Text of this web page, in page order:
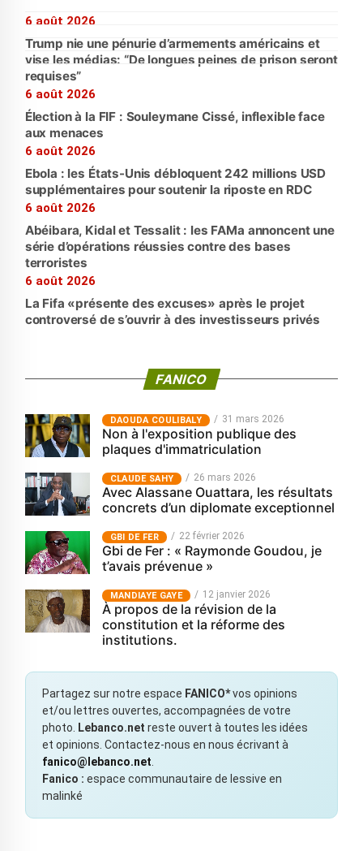
6 août 2026
Trump nie une pénurie d’armements américains et
vise les médias: “De longues peines de prison seront
requises”
6 août 2026
Élection à la FIF : Souleymane Cissé, inflexible face
aux menaces
6 août 2026
Ebola : les États-Unis débloquent 242 millions USD
supplémentaires pour soutenir la riposte en RDC
6 août 2026
Abéibara, Kidal et Tessalit : les FAMa annoncent une
série d’opérations réussies contre des bases
terroristes
6 août 2026
La Fifa «présente des excuses» après le projet
controversé de s’ouvrir à des investisseurs privés
FANICO
‎DAOUDA COULIBALY 31 mars 2026
Non à l'exposition publique des
plaques d'immatriculation
CLAUDE SAHY 26 mars 2026
Avec Alassane Ouattara, les résultats
concrets d’un diplomate exceptionnel
GBI DE FER 22 février 2026
Gbi de Fer : « Raymonde Goudou, je
t’avais prévenue »
MANDIAYE GAYE 12 janvier 2026
À propos de la révision de la
constitution et la réforme des
institutions.
Partagez sur notre espace FANICO*vos opinions
et/ou lettres ouvertes, accompagnées de votre
photo.
Lebanco.net reste ouvert à toutes les idées
et opinions. Contactez-nous en nous écrivant à
fanico@lebanco.net
Fanico : espace communautaire de lessive en
malinké